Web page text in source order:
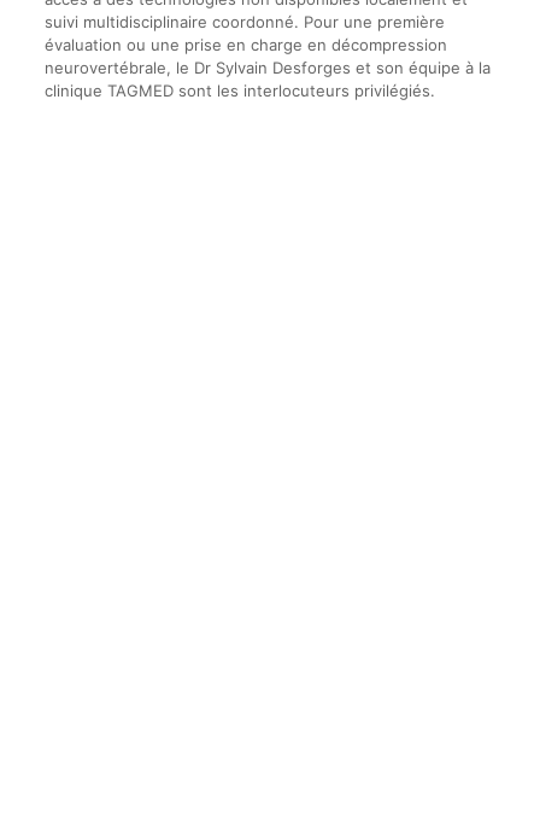
suivi multidisciplinaire coordonné. Pour une première
évaluation ou une prise en charge en décompression
neurovertébrale, le Dr Sylvain Desforges et son équipe à la
clinique TAGMED sont les interlocuteurs privilégiés.